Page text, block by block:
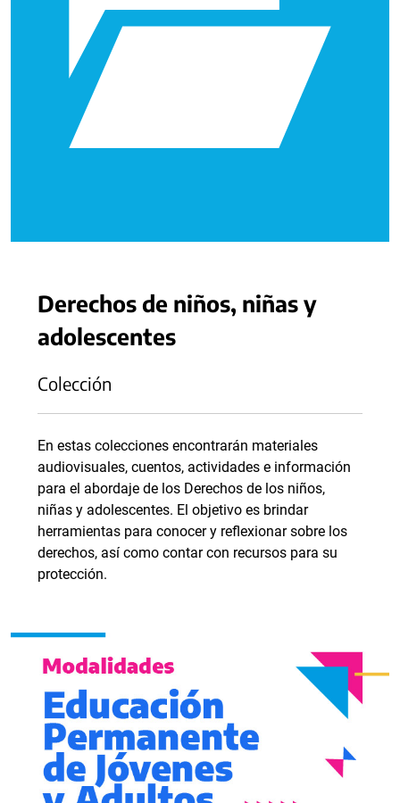
Derechos de niños, niñas y
adolescentes
Colección
En estas colecciones encontrarán materiales
audiovisuales, cuentos, actividades e información
para el abordaje de los Derechos de los niños,
niñas y adolescentes. El objetivo es brindar
herramientas para conocer y reflexionar sobre los
derechos, así como contar con recursos para su
protección.